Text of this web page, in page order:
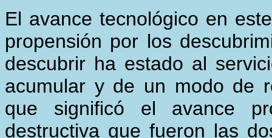
El avance tecnológico en
propensión por los
descubrir ha estado al
acumular y de un modo de
que significó el avance
destructiva que fueron las